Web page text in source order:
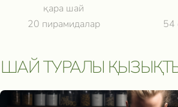
қара шай
20 пирамидалар
54
ШАЙ ТУРАЛЫ